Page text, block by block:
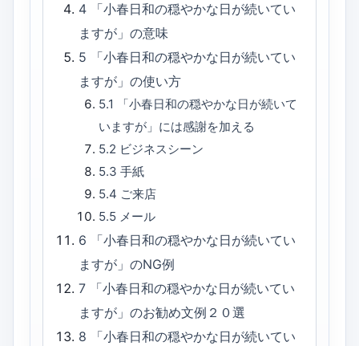
4
「小春日和の穏やかな日が続いてい
ますが」の意味
5
「小春日和の穏やかな日が続いてい
ますが」の使い方
5.1
「小春日和の穏やかな日が続いて
いますが」には感謝を加える
5.2 ビジネスシーン
5.3 手紙
5.4 ご来店
5.5 メール
6
「小春日和の穏やかな日が続いてい
ますが」のNG例
7
「小春日和の穏やかな日が続いてい
ますが」のお勧め文例２０選
8
「小春日和の穏やかな日が続いてい